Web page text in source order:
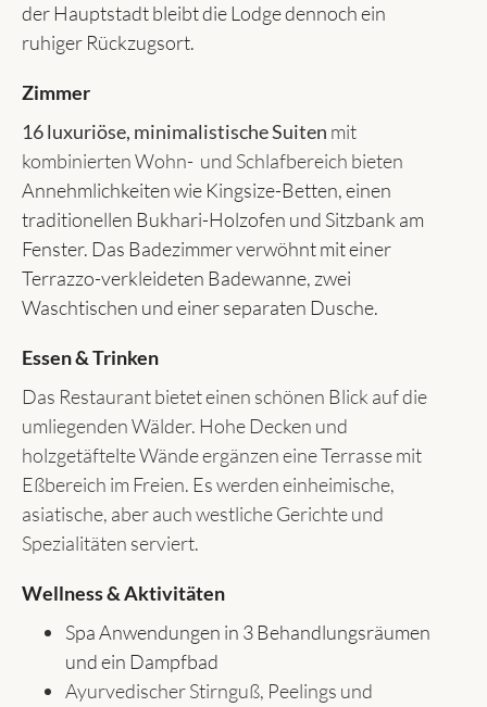
der Hauptstadt bleibt die Lodge dennoch ein
ruhiger Rückzugsort.
Zimmer
16 luxuriöse, minimalistische Suiten mit
kombinierten Wohn- und Schlafbereich bieten
Annehmlichkeiten wie Kingsize-Betten, einen
traditionellen Bukhari-Holzofen und Sitzbank am
Fenster. Das Badezimmer verwöhnt mit einer
Terrazzo-verkleideten Badewanne, zwei
Waschtischen und einer separaten Dusche.
Essen & Trinken
Das Restaurant bietet einen schönen Blick auf die
umliegenden Wälder. Hohe Decken und
holzgetäftelte Wände ergänzen eine Terrasse mit
Eßbereich im Freien. Es werden einheimische,
asiatische, aber auch westliche Gerichte und
Spezialitäten serviert.
Wellness & Aktivitäten
Spa Anwendungen in 3 Behandlungsräumen
und ein Dampfbad
Ayurvedischer Stirnguß, Peelings und